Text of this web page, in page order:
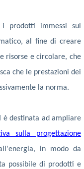
i prodotti immessi sul
al fine di creare
risorse e circolare, che
che le prestazioni dei
la norma.
è destinata ad ampliare
sulla progettazione
in modo da
possibile di prodotti e